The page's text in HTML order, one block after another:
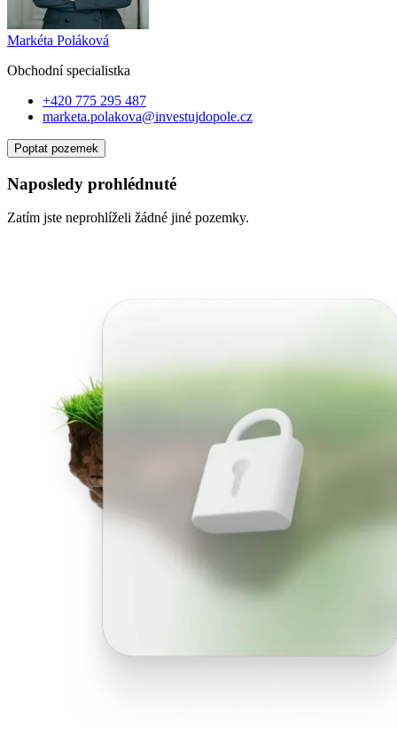
Markéta Poláková
Obchodní specialistka
+420 775 295 487
marketa.polakova@investujdopole.cz
Poptat pozemek
Naposledy prohlédnuté
Zatím jste neprohlíželi žádné jiné pozemky.